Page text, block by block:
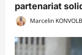
partenariat
Marcelin